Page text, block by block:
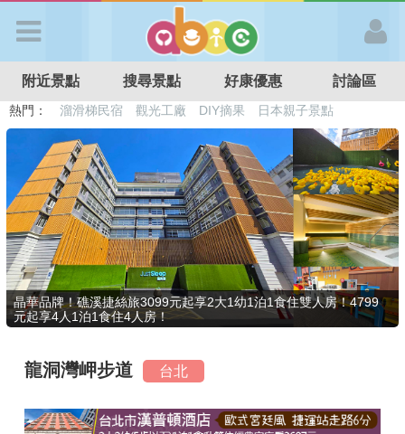
APP登入
首 頁
搜尋景點
好康優惠
最新消息
最新留言
附近景點 搜尋景點 好康優惠 討論區
熱門： 溜滑梯民宿 觀光工廠 DIY摘果
日本親子景點
特色遊戲場
親子住房優惠 台北親子餐廳 溫泉泡湯SPA
晶華品牌！礁溪捷絲旅3099元起享2大1幼1泊1食住雙人房！4799
元起享4人1泊1食住4人房！
龍洞灣岬步道 台北